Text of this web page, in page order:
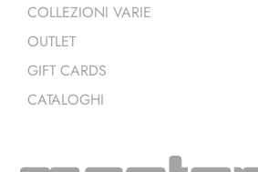
COLLEZIONI VARIE
OUTLET
GIFT CARDS
CATALOGHI